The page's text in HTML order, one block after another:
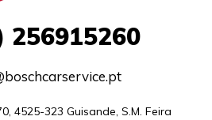
256915260
4525-323 Guisande, S.M. Feira